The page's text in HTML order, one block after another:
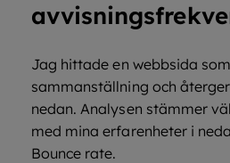
Jag hittade en webbsida
sammanställning och
nedan. Analysen stämmer
med mina erfarenheter i
Bounce rate.